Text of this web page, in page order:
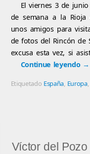
El viernes 3 de
de semana a la Rioja
unos amigos para
de fotos del Rincón de
excusa esta vez, si
Continue leyendo →
Etiquetado España, Europa,
Víctor del Pozo